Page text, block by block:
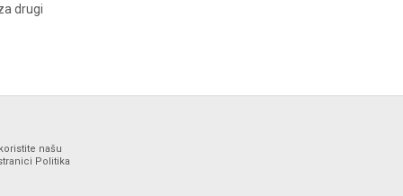
drugi
našu
Politika